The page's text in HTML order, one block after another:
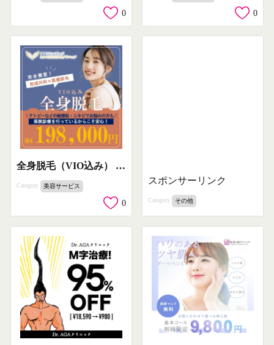
0 0
全身脱毛（VIO込み） × 形成外科医療脱毛
Category 美容サービス
0
スポンサーリンク
Category その他